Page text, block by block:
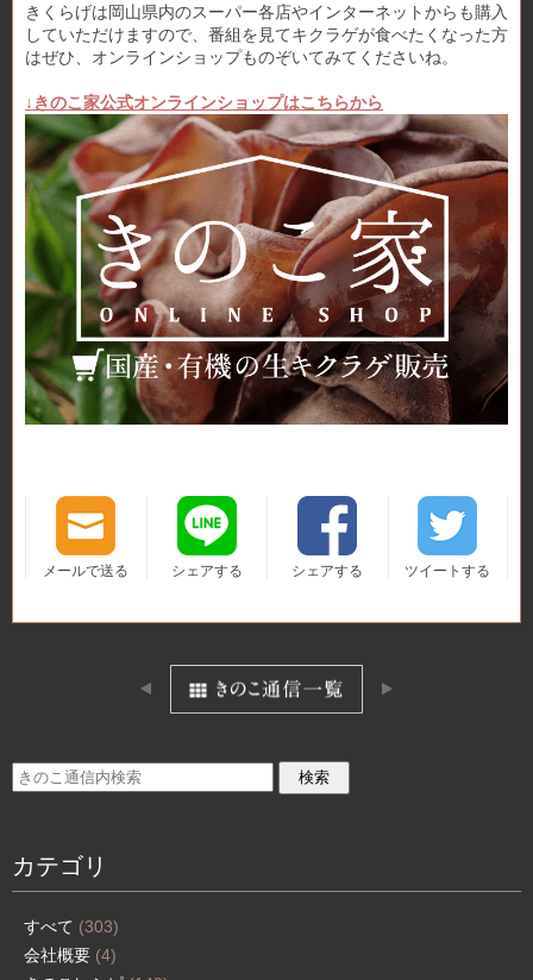
きくらげは岡山県内のスーパー各店やインターネットからも購入
していただけますので、番組を見てキクラゲが食べたくなった方
はぜひ、オンラインショップものぞいてみてくださいね。
↓きのこ家公式オンラインショップはこちらから
メールで送る シェアする シェアする ツイートする
カテゴリ
すべて (303)
会社概要 (4)